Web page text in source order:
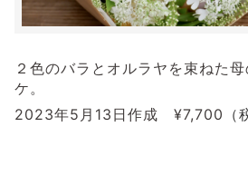
２色のバラとオルラヤを束ねた
ケ。
2023年5月13日作成 ¥7,700 （